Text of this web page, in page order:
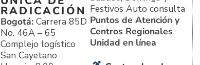
RADICACIÓN
Bogotá: Carrera 85D
No. 46A – 65
Complejo logístico
San Cayetano
Festivos Auto consulta
Puntos de Atención y
Centros Regionales
Unidad en línea